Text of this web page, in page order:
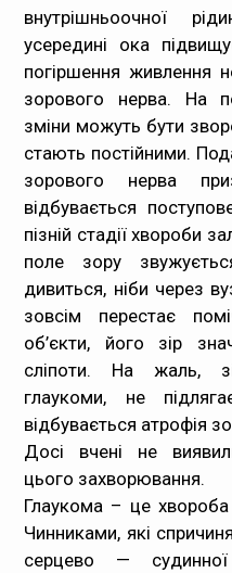
внутрішньоочної
усередині ока
погіршення живлення
зорового нерва. На
зміни можуть бути
стають постійними.
зорового нерва
відбувається
пізній стадії хвороби
поле зору
дивиться, ніби через
зовсім перестає
об’єкти, його зір
сліпоти. На жаль,
глаукоми, не
відбувається атрофія
Досі вчені не
цього захворювання.
Глаукома – це хвороба
Чинниками, які
серцево —